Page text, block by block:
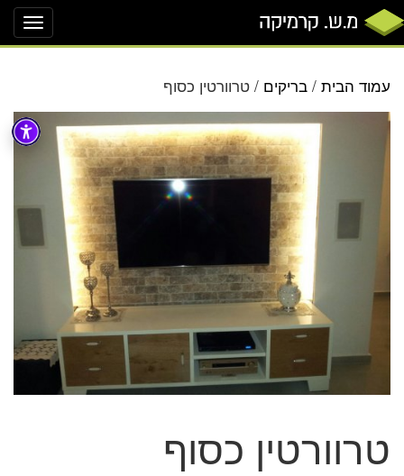
עמוד הבית / בריקים / טרוורטין כסוף
טרוורטין כסוף